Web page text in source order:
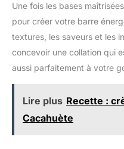
Une fois les bases
pour créer votre barre
textures, les saveurs et les
concevoir une collation qui
aussi parfaitement à votre
Lire plus Recette :
Cacahuète